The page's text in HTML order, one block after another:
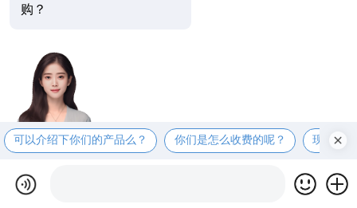
购？
可以介绍下你们的产品么？ 你们是怎么收费的呢？ 现在有